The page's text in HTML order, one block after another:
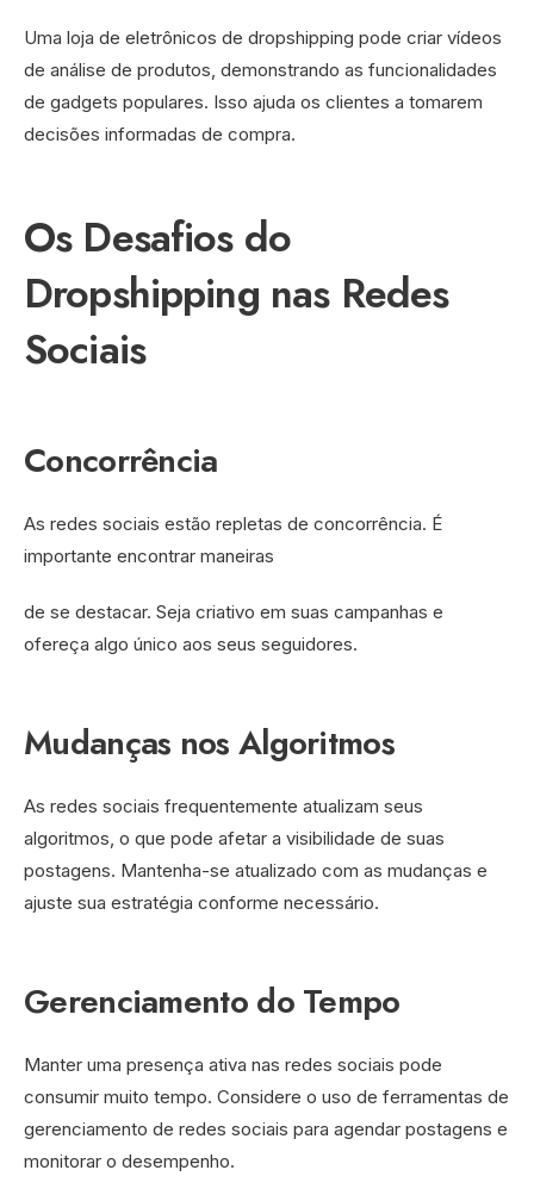
Uma loja de eletrônicos de dropshipping pode criar vídeos
de análise de produtos, demonstrando as funcionalidades
de gadgets populares. Isso ajuda os clientes a tomarem
decisões informadas de compra.
Os Desafios do
Dropshipping nas Redes
Sociais
Concorrência
As redes sociais estão repletas de concorrência. É
importante encontrar maneiras
de se destacar. Seja criativo em suas campanhas e
ofereça algo único aos seus seguidores.
Mudanças nos Algoritmos
As redes sociais frequentemente atualizam seus
algoritmos, o que pode afetar a visibilidade de suas
postagens. Mantenha-se atualizado com as mudanças e
ajuste sua estratégia conforme necessário.
Gerenciamento do Tempo
Manter uma presença ativa nas redes sociais pode
consumir muito tempo. Considere o uso de ferramentas de
gerenciamento de redes sociais para agendar postagens e
monitorar o desempenho.